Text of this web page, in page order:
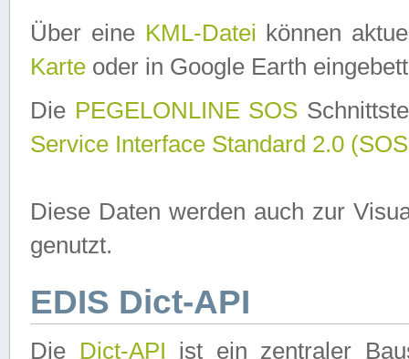
Über eine KML-Datei können
Karte oder in Google Earth
Die PEGELONLINE SOS
Service Interface Standard 2.0
Diese Daten werden auch zur
genutzt.
EDIS Dict-API
Die Dict-API ist ein zentraler